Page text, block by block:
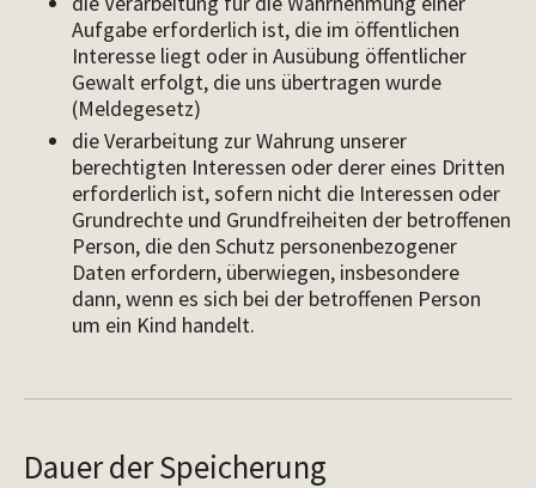
Aufgabe erforderlich ist, die im öffentlichen
Interesse liegt oder in Ausübung öffentlicher
Gewalt erfolgt, die uns übertragen wurde
(Meldegesetz)
die Verarbeitung zur Wahrung unserer
berechtigten Interessen oder derer eines Dritten
erforderlich ist, sofern nicht die Interessen oder
Grundrechte und Grundfreiheiten der betroffenen
Person, die den Schutz personenbezogener
Daten erfordern, überwiegen, insbesondere
dann, wenn es sich bei der betroffenen Person
um ein Kind handelt.
Dauer der Speicherung